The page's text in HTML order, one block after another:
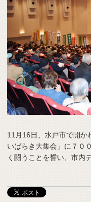
11月16日、水戸市で開
いばらき大集会」に７０
く闘うことを誓い、市内